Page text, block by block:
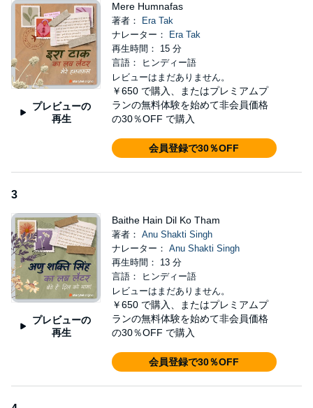
プレビューの
再生
Mere Humnafas
著者：
Era Tak
ナレーター：
Era Tak
再生時間： 15 分
言語： ヒンディー語
レビューはまだありません。
￥650 で購入、またはプレミアムプ
ランの無料体験を始めて非会員価格
の30％OFF で購入
会員登録で30％OFF
3
プレビューの
再生
Baithe Hain Dil Ko Tham
著者： Anu Shakti Singh
ナレーター： Anu Shakti Singh
再生時間： 13 分
言語： ヒンディー語
レビューはまだありません。
￥650 で購入、またはプレミアムプ
ランの無料体験を始めて非会員価格
の30％OFF で購入
会員登録で30％OFF